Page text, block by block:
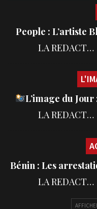
People : L’artiste
LA REDACTION
L’image du
LA REDACTION
Bénin : Les
LA REDACTION